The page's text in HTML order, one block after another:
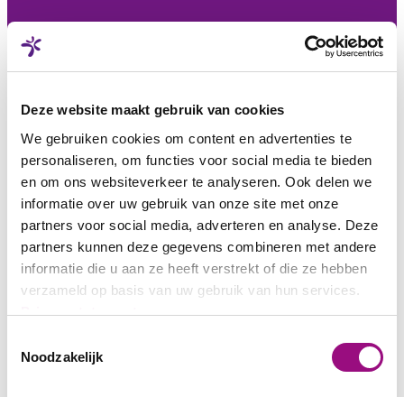
Deze website maakt gebruik van cookies
We gebruiken cookies om content en advertenties te
personaliseren, om functies voor social media te bieden
en om ons websiteverkeer te analyseren. Ook delen we
informatie over uw gebruik van onze site met onze
partners voor social media, adverteren en analyse. Deze
partners kunnen deze gegevens combineren met andere
informatie die u aan ze heeft verstrekt of die ze hebben
verzameld op basis van uw gebruik van hun services.
Privacystatement
Noodzakelijk
Vebego Family
Wie der Generationswechsel in der Ostschweiz gelingt
13-07-2026
6 Min.
Wie der Generationswechsel in der Ostschweiz gelingt
Suche...
Vebego FamilyServicesPartnerschaftenManagementInnovation
Neuer Erfolg für Vebego: Das Mandat im Zentrum Goethestrasse,
Stäfa